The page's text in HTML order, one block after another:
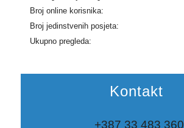
Broj online korisnika:
Broj jedinstvenih posjeta:
Ukupno pregleda:
Kontakt
+387 33 483 360